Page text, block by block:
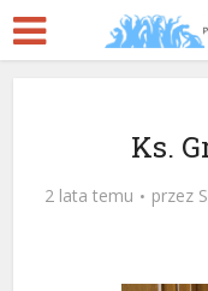
Ks.
2 lata temu przez